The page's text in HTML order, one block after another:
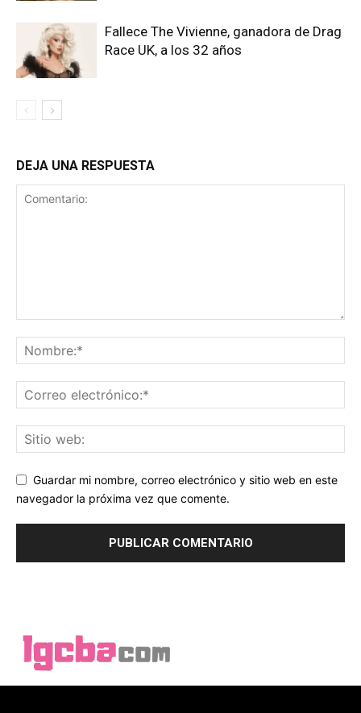
Fallece The Vivienne, ganadora de Drag
Race UK, a los 32 años
DEJA UNA RESPUESTA
Guardar mi nombre, correo electrónico y sitio web en este
navegador la próxima vez que comente.